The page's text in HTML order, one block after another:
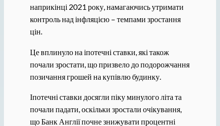
наприкінці 2021 року, намагаючись утримати
контроль над інфляцією – темпами зростання
цін.
Це вплинуло на іпотечні ставки, які також
почали зростати, що призвело до подорожчання
позичання грошей на купівлю будинку.
Іпотечні ставки досягли піку минулого літа та
почали падати, оскільки зростали очікування,
що Банк Англії почне знижувати процентні